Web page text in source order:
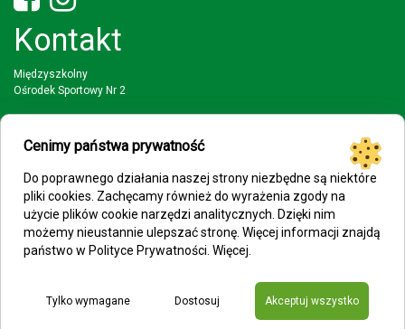
Cenimy państwa prywatność
Do poprawnego działania naszej strony niezbędne są niektóre
pliki cookies. Zachęcamy również do wyrażenia zgody na
użycie plików cookie narzędzi analitycznych. Dzięki nim
możemy nieustannie ulepszać stronę. Więcej informacji znajdą
państwo w Polityce Prywatności. Więcej
Dostosuj
Tylko wymagane Akceptuj wszystko
Kontakt
Międzyszkolny
Ośrodek Sportowy Nr 2
ul. Wał Miedzeszynski 397
faks: (22) 617 88 51
mail: mosp2@eduwarszawa.pl
© 2025 WEBOPCJA.pl